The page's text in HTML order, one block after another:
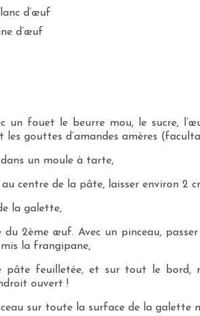
d’œuf
d’œuf
un fouet le beurre mou, le sucre,
les gouttes d’amandes amères
un moule à tarte,
centre de la pâte, laisser environ 2
la galette,
du 2ème œuf. Avec un pinceau,
la frangipane,
pâte feuilletée, et sur tout le
ouvert !
sur toute la surface de la galette